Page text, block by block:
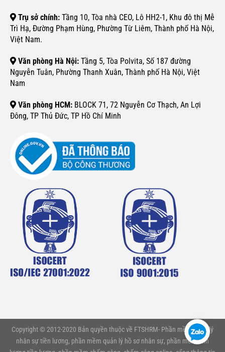
Trụ sở chính: Tầng 10, Tòa nhà CEO, Lô HH2-1, Khu đô thị Mễ
Trì Hạ, Đường Phạm Hùng, Phường Từ Liêm, Thành phố Hà Nội,
Việt Nam.
Văn phòng Hà Nội: Tầng 5, Tòa Polvita, Số 187 đường
Nguyễn Tuân, Phường Thanh Xuân, Thành phố Hà Nội, Việt
Nam
Văn phòng HCM: BLOCK 71, 72 Nguyễn Cơ Thạch, An Lợi
Đông, TP Thủ Đức, TP Hồ Chí Minh
Copyright © 2012-2020 Bản quyền thuộc về FTSHRM- Phần mềm quản lý
nhân sự tiền lương, phần mềm quản lý hồ sơ nhân sự, phần mềm tính